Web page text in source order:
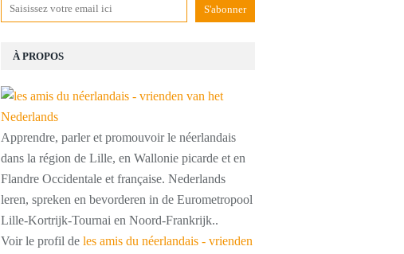
À PROPOS
Apprendre, parler et promouvoir le néerlandais
dans la région de Lille, en Wallonie picarde et en
Flandre Occidentale et française. Nederlands
leren, spreken en bevorderen in de Eurometropool
Lille-Kortrijk-Tournai en Noord-Frankrijk..
Voir le profil de les amis du néerlandais - vrienden